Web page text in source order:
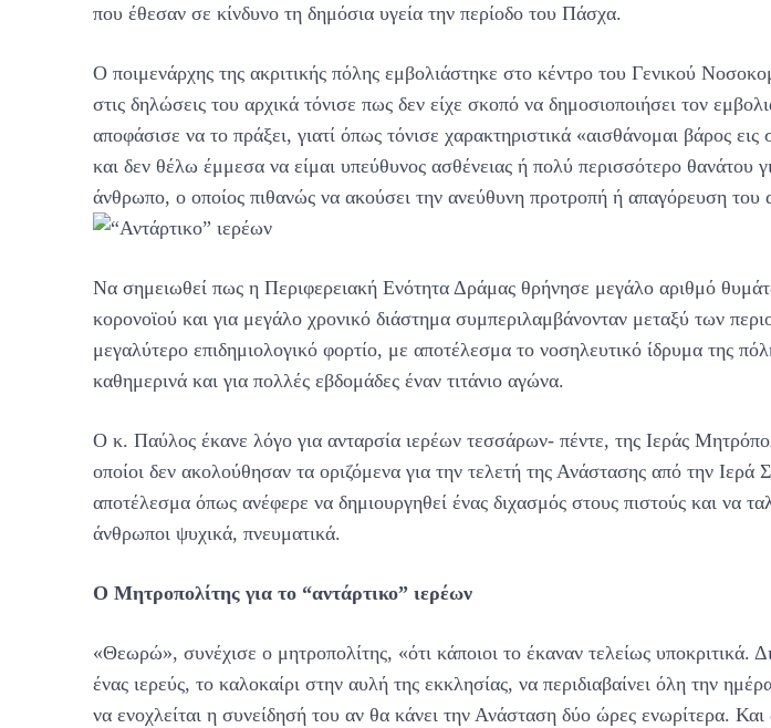
που έθεσαν σε κίνδυνο τη δημόσια υγεία την περίοδο του Πάσχα.
Ο ποιμενάρχης της ακριτικής πόλης εμβολιάστηκε στο κέντρο του Γενικού
στις δηλώσεις του αρχικά τόνισε πως δεν είχε σκοπό να δημοσιοποιήσει τον
αποφάσισε να το πράξει, γιατί όπως τόνισε χαρακτηριστικά «αισθάνομαι βάρος
και δεν θέλω έμμεσα να είμαι υπεύθυνος ασθένειας ή πολύ περισσότερο θανάτου
άνθρωπο, ο οποίος πιθανώς να ακούσει την ανεύθυνη προτροπή ή απαγόρευση του
Να σημειωθεί πως η Περιφερειακή Ενότητα Δράμας θρήνησε μεγάλο αριθμό
κορονοϊού και για μεγάλο χρονικό διάστημα συμπεριλαμβάνονταν μεταξύ των
μεγαλύτερο επιδημιολογικό φορτίο, με αποτέλεσμα το νοσηλευτικό ίδρυμα της
καθημερινά και για πολλές εβδομάδες έναν τιτάνιο αγώνα.
Ο κ. Παύλος έκανε λόγο για ανταρσία ιερέων τεσσάρων- πέντε, της Ιεράς
οποίοι δεν ακολούθησαν τα οριζόμενα για την τελετή της Ανάστασης από την Ιερά
αποτέλεσμα όπως ανέφερε να δημιουργηθεί ένας διχασμός στους πιστούς και να
άνθρωποι ψυχικά, πνευματικά.
Ο Μητροπολίτης για το “αντάρτικο” ιερέων
«Θεωρώ», συνέχισε ο μητροπολίτης, «ότι κάποιοι το έκαναν τελείως υποκριτικά.
ένας ιερεύς, το καλοκαίρι στην αυλή της εκκλησίας, να περιδιαβαίνει όλη την
να ενοχλείται η συνείδησή του αν θα κάνει την Ανάσταση δύο ώρες ενωρίτερα. Και